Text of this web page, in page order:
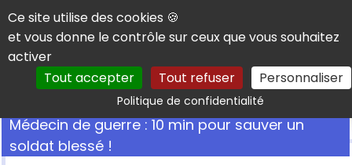
Panneau de gestion des cookies
Ce site utilise des cookies 🍪
et vous donne le contrôle sur ceux que vous souhaitez
activer
Tout accepter
Tout refuser Personnaliser
Politique de confidentialitéRechercher
Médecin de guerre : 10 min pour sauver un
soldat blessé !